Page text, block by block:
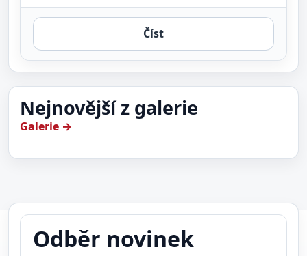
Číst
Nejnovější z galerie
Galerie →
Odběr novinek